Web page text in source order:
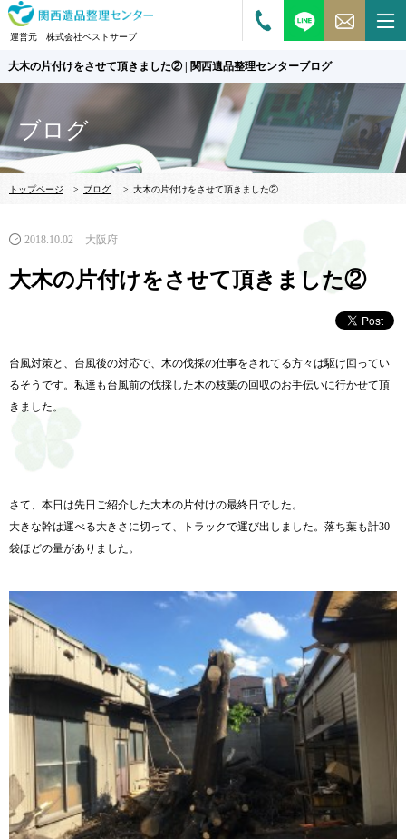
運営元 株式会社ベストサーブ
大木の片付けをさせて頂きました② | 関西遺品整理センターブログ
ブログ
トップページ > ブログ > 大木の片付けをさせて頂きました②
2018.10.02 大阪府
大木の片付けをさせて頂きました②
台風対策と、台風後の対応で、木の伐採の仕事をされてる方々は駆け回ってい
るそうです。私達も台風前の伐採した木の枝葉の回収のお手伝いに行かせて頂
きました。
さて、本日は先日ご紹介した大木の片付けの最終日でした。
大きな幹は運べる大きさに切って、トラックで運び出しました。落ち葉も計30
袋ほどの量がありました。